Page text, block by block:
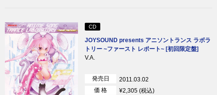
CD
JOYSOUND presents アニソントランス ラボラ
トリー ~ファースト レポート~ [初回限定盤]
V.A.
発売日
2011.03.02
価 格
¥2,305 (税込)